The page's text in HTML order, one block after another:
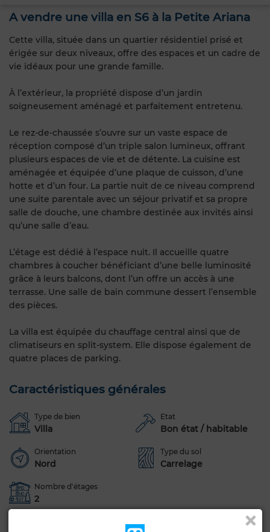
A vendre une villa en S6 à la Petite Ariana
Cette villa, située dans un quartier résidentiel prisé et
érigée sur deux niveaux, offre des espaces et un cadre de
vie idéaux pour une grande famille.
À l’extérieur, la propriété dispose d’un jardin
soigneusement aménagé et parfaitement entretenu.
Le rez-de-chaussée s’ouvre sur un vaste espace de
réception composé d’un triple salon lumineux, offrant
plusieurs espaces de vie et de détente. La cuisine est
aménagée et équipée d’une plaque de cuisson, d’une
hotte et d’un four. La partie nuit de ce niveau comprend
une suite parentale avec un séjour privatif et sa propre
salle de douche, une chambre destinée aux invités ainsi
qu’une salle d’eau.
L’étage est dédié à l’espace nuit. Il accueille quatre
chambres à coucher bénéficiant d’une belle luminosité
grâce à leurs balcons, dont l’un offre un accès à une
terrasse. Une salle de bain commune dessert l’ensemble
des pièces.
La villa est équipée du chauffage central ainsi que de
climatiseurs en split-system. Elle dispose également de
quatre places de parking.
Caractéristiques générales
Type de bien
Villa
Etat
Bon état / habitable
Orientation
Nord
Type du sol
Carrelage
Nombre d'étages
2